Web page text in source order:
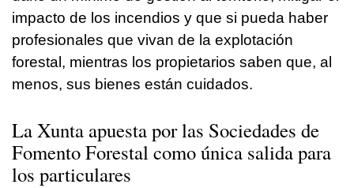
impacto de los incendios y que si pueda haber
profesionales que vivan de la explotación
forestal, mientras los propietarios saben que, al
menos, sus bienes están cuidados.
La Xunta apuesta por las Sociedades de
Fomento Forestal como única salida para
los particulares